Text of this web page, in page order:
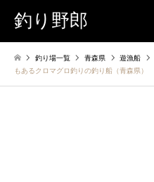
釣り野郎
釣り場一覧 青森県 遊漁船
もあるクロマグロ釣りの釣り船（青森県）